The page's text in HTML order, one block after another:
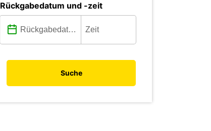
Rückgabedatum und -zeit
Suche